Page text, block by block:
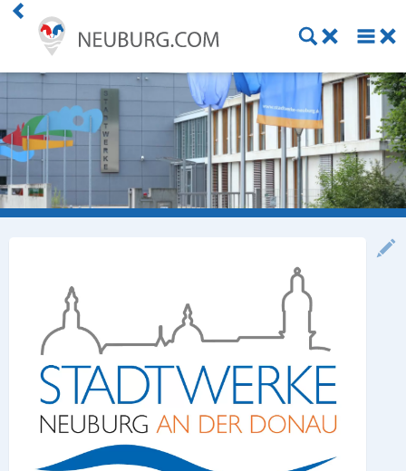
Einkaufen
Handwerk
Gastronomie
Dienstleistung
Freizeit
Stellenanzeigen
Online Shops
Lieferdienste
Premium